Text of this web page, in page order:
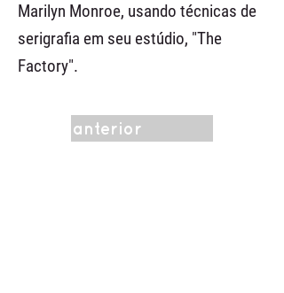
Marilyn Monroe, usando técnicas de
serigrafia em seu estúdio, "The
Factory".
anterior